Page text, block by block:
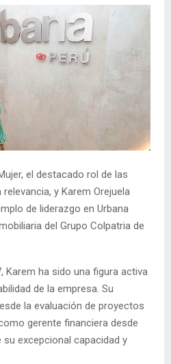
el destacado rol de las
y Karem Orejuela
de liderazgo en Urbana
del Grupo Colpatria de
Karem ha sido una figura activa
de la empresa. Su
la evaluación de proyectos
gerente financiera desde
excepcional capacidad y